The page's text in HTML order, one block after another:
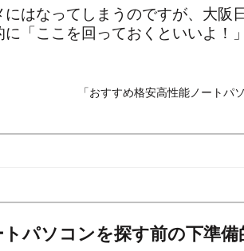
はなってしまうのですが、大阪
に「ここを回っておくといいよ！
「おすすめ格安高性能ノートパ
パソコンを探す前の下準備